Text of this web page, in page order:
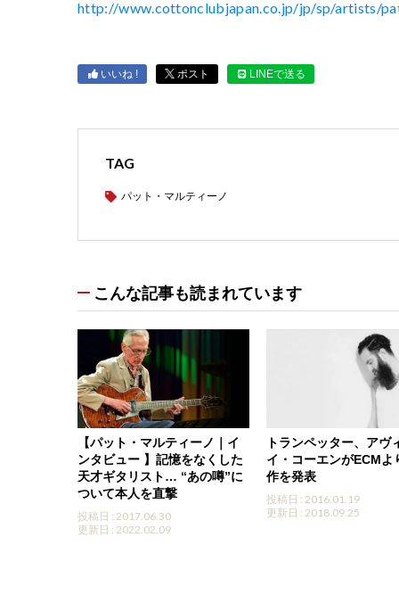
http://www.cottonclubjapan.co.jp/jp/sp/artists/
いいね ! ポスト LINEで送る
TAG
パット・マルティーノ
こんな記事も読まれています
【パット・マルティーノ｜イ
ンタビュー 】記憶をなくした
天才ギタリスト… “あの噂”に
ついて本人を直撃
投稿日 : 2017.06.30
更新日 : 2022.02.09
トランペッター、アヴ
イ・コーエンがECMよ
作を発表
投稿日 : 2016.01.19
更新日 : 2018.09.25